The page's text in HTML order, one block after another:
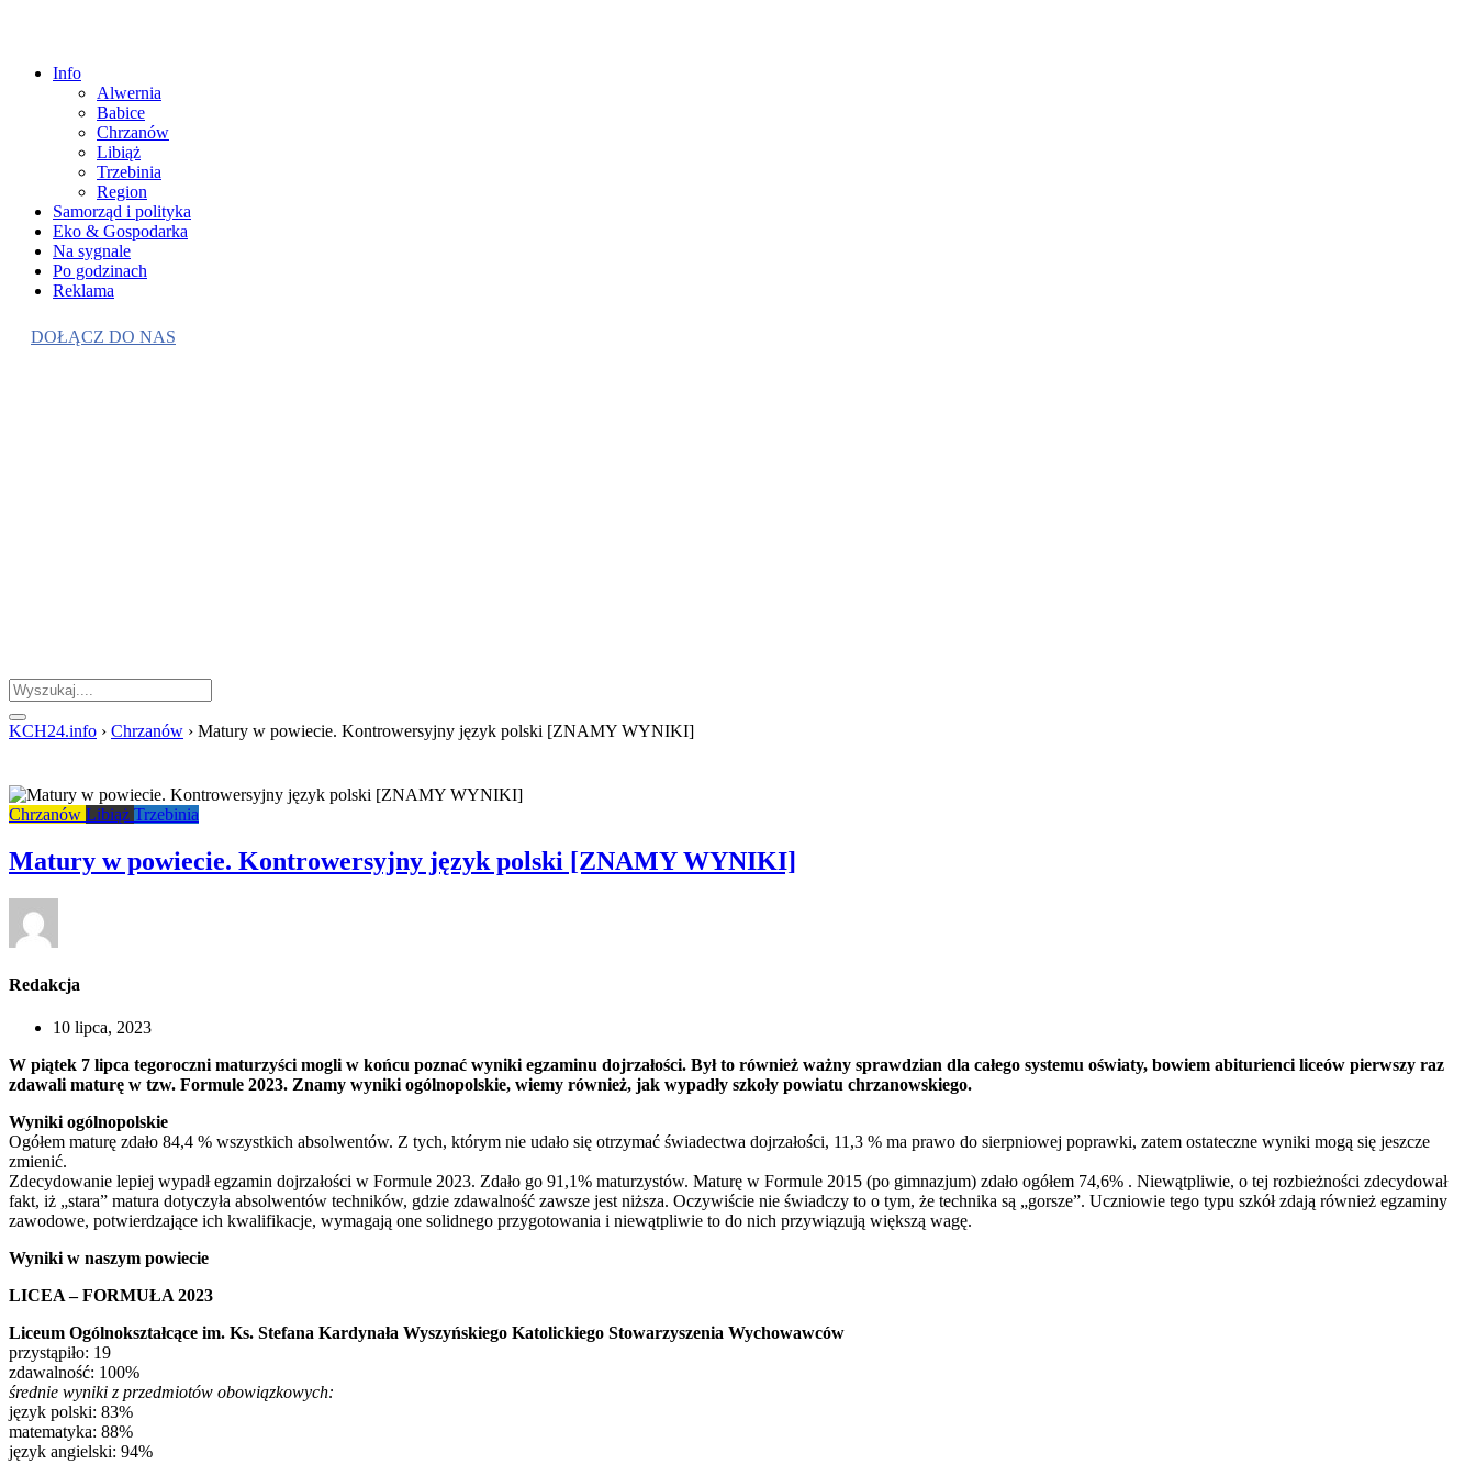
Info
Alwernia
Babice
Chrzanów
Libiąż
Trzebinia
Region
Samorząd i polityka
Eko & Gospodarka
Na sygnale
Po godzinach
Reklama
DOŁĄCZ DO NAS
KCH24.info › Chrzanów › Matury w powiecie. Kontrowersyjny język polski [ZNAMY WYNIKI]
Chrzanów Libiąż Trzebinia
Matury w powiecie. Kontrowersyjny język polski [ZNAMY WYNIKI]
Redakcja
10 lipca, 2023
W piątek 7 lipca tegoroczni maturzyści mogli w końcu poznać wyniki egzaminu dojrzałości. Był to również ważny sprawdzian dla całego systemu oświaty, bowiem abiturienci liceów pierwszy raz
zdawali maturę w tzw. Formule 2023. Znamy wyniki ogólnopolskie, wiemy również, jak wypadły szkoły powiatu chrzanowskiego.
Wyniki ogólnopolskie
Ogółem maturę zdało 84,4 % wszystkich absolwentów. Z tych, którym nie udało się otrzymać świadectwa dojrzałości, 11,3 % ma prawo do sierpniowej poprawki, zatem ostateczne wyniki mogą się jeszcze
zmienić.
Zdecydowanie lepiej wypadł egzamin dojrzałości w Formule 2023. Zdało go 91,1% maturzystów. Maturę w Formule 2015 (po gimnazjum) zdało ogółem 74,6% . Niewątpliwie, o tej rozbieżności zdecydował
fakt, iż „stara” matura dotyczyła absolwentów techników, gdzie zdawalność zawsze jest niższa. Oczywiście nie świadczy to o tym, że technika są „gorsze”. Uczniowie tego typu szkół zdają również egzaminy
zawodowe, potwierdzające ich kwalifikacje, wymagają one solidnego przygotowania i niewątpliwie to do nich przywiązują większą wagę.
Wyniki w naszym powiecie
LICEA – FORMUŁA 2023
Liceum Ogólnokształcące im. Ks. Stefana Kardynała Wyszyńskiego Katolickiego Stowarzyszenia Wychowawców
przystąpiło: 19
zdawalność: 100%
średnie wyniki z przedmiotów obowiązkowych:
język polski: 83%
matematyka: 88%
język angielski: 94%